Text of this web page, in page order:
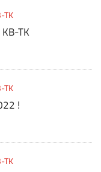
TK
TK
TK
!
TK